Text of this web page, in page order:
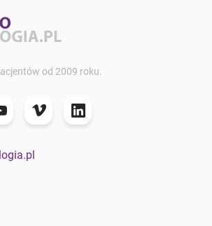
od 2009 roku.